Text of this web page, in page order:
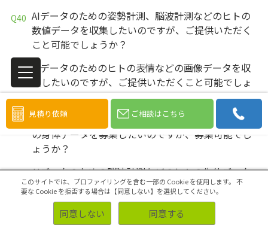
AIデータのための姿勢計測、脳波計測などのヒトの
数値データを収集したいのですが、ご提供いただく
こと可能でしょうか？
AIデータのためのヒトの表情などの画像データを収
集したいのですが、ご提供いただくこと可能でしょ
うか？
AIデータのための身長や体重、姿勢計測などのヒト
の身体データを募集したいのですが、募集可能でし
ょうか？
AIデータのための脳波計測などのヒトの生体データ
を募集したいのですが、募集可能でしょうか？
AIデータのためのヒトの表情などの被写体の写真を
募集したいのですが、募集可能でしょうか？
見積り依頼 ご相談はこちら
このサイトでは、プロファイリングを含む一部の Cookie を使用します。 不
要な Cookie を拒否する場合は【同意しない】を選択してください。
同意しない 同意する